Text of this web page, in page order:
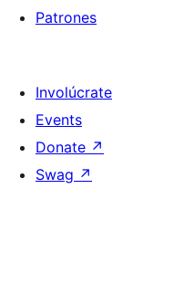
Patrones
Involúcrate
Events
Donate ↗
Swag ↗